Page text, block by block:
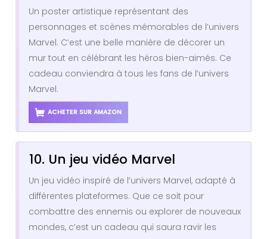
Un poster artistique représentant des
personnages et scènes mémorables de l’univers
Marvel. C’est une belle manière de décorer un
mur tout en célébrant les héros bien-aimés. Ce
cadeau conviendra à tous les fans de l’univers
Marvel.
ACHETER SUR AMAZON
10. Un jeu vidéo Marvel
Un jeu vidéo inspiré de l’univers Marvel, adapté à
différentes plateformes. Que ce soit pour
combattre des ennemis ou explorer de nouveaux
mondes, c’est un cadeau qui saura ravir les